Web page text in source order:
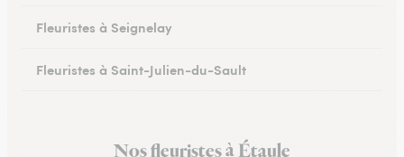
Fleuristes à Seignelay
Fleuristes à Saint-Julien-du-Sault
Nos fleuristes à Étaule